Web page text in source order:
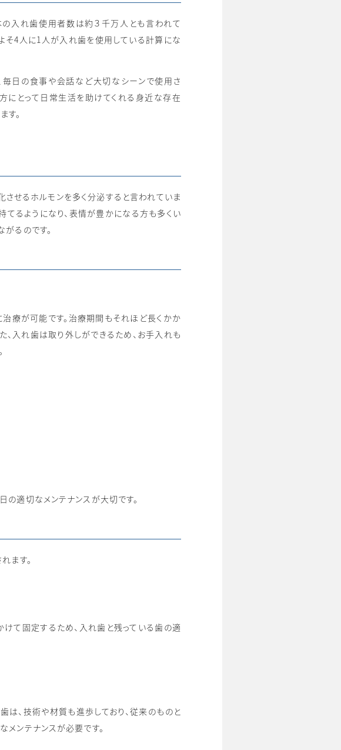
の入れ歯使用者数は約３千万人とも言われて
よそ4人に1人が入れ歯を使用している計算にな
毎日の食事や会話など大切なシーンで使用さ
方にとって日常生活を助けてくれる身近な存在
す。
させるホルモンを多く分泌すると言われていま
てるようになり、表情が豊かになる方も多くい
るのです。
療が可能です。治療期間もそれほど長くかか
、入れ歯は取り外しができるため、お手入れも
の適切なメンテナンスが大切です。
ます。
て固定するため、入れ歯と残っている歯の適
、技術や材質も進歩しており、従来のものと
メンテナンスが必要です。